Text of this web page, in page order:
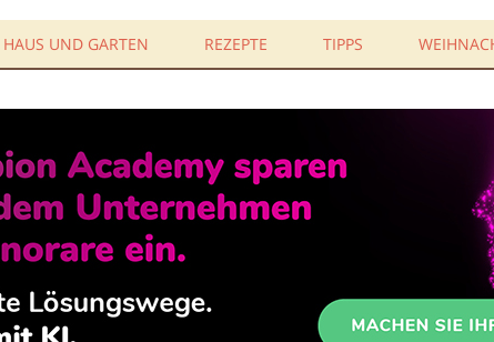
HAUS UND GARTEN REZEPTE TIPPS